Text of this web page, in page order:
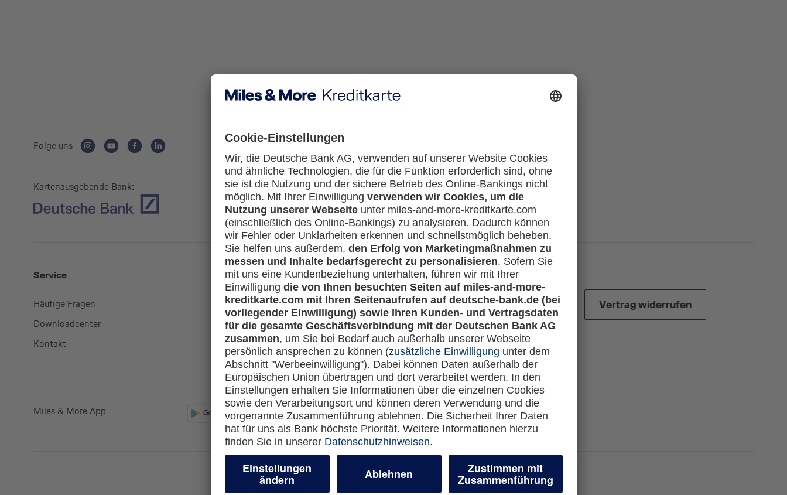
Folge uns
Kartenausgebende Bank:
Service
Häufige Fragen
Downloadcenter
Kontakt
Mehr
Kreditkarten-Banking
miles-and-more.com
lufthansa.com
Rechtliches
Impressum
Datenschutz
Cookie Einstellungen
Vertrag widerrufen
Miles & More App